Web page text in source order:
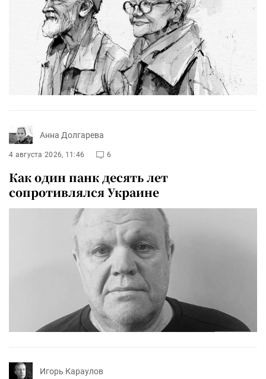
Анна Долгарева
4 августа 2026, 11:46 6
Как один панк десять лет
сопротивлялся Украине
Игорь Караулов